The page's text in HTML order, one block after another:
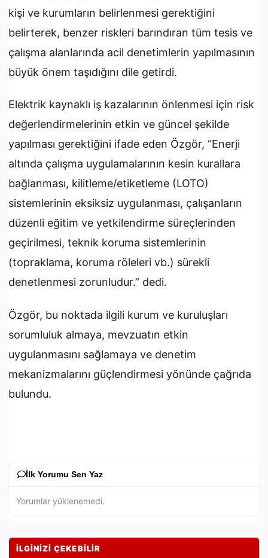
kişi ve kurumların belirlenmesi gerektiğini
belirterek, benzer riskleri barındıran tüm tesis ve
çalışma alanlarında acil denetimlerin yapılmasının
büyük önem taşıdığını dile getirdi.
Elektrik kaynaklı iş kazalarının önlenmesi için risk
değerlendirmelerinin etkin ve güncel şekilde
yapılması gerektiğini ifade eden Özgör, “Enerji
altında çalışma uygulamalarının kesin kurallara
bağlanması, kilitleme/etiketleme (LOTO)
sistemlerinin eksiksiz uygulanması, çalışanların
düzenli eğitim ve yetkilendirme süreçlerinden
geçirilmesi, teknik koruma sistemlerinin
(topraklama, koruma röleleri vb.) sürekli
denetlenmesi zorunludur.” dedi.
Özgör, bu noktada ilgili kurum ve kuruluşları
sorumluluk almaya, mevzuatın etkin
uygulanmasını sağlamaya ve denetim
mekanizmalarını güçlendirmesi yönünde çağrıda
bulundu.
İlk Yorumu Sen Yaz
Yorumlar yüklenemedi.
İLGİNİZİ ÇEKEBİLİR